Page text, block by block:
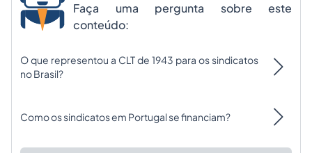
Faça uma pergunta sobre este
conteúdo:
O que representou a CLT de 1943 para os sindicatos
no Brasil?
Como os sindicatos em Portugal se financiam?